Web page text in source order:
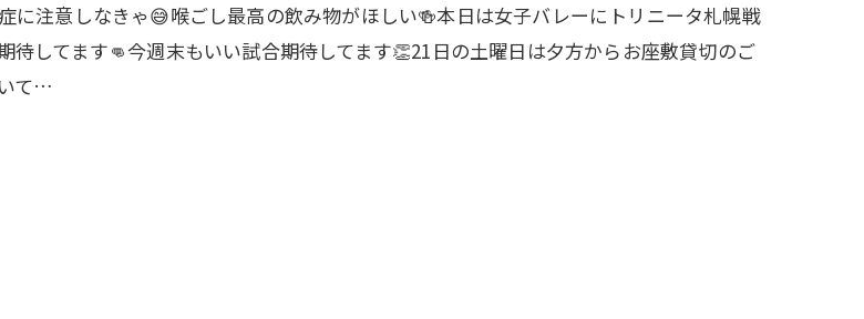
に注意しなきゃ😅喉ごし最高の飲み物がほしい🍻本日は女子バレーにトリニータ札幌戦
待してます👊今週末もいい試合期待してます👏21日の土曜日は夕方からお座敷貸切のご
て…